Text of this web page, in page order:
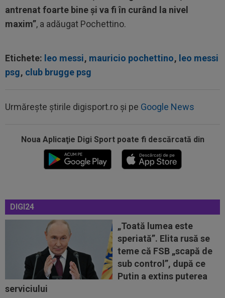
antrenat foarte bine și va fi în curând la nivel
maxim”, a adăugat Pochettino.
Etichete: leo messi, mauricio pochettino, leo messi
psg, club brugge psg
Urmărește știrile digisport.ro și pe Google News
Noua Aplicaţie Digi Sport poate fi descărcată din
DIGI24
„Toată lumea este
speriată”. Elita rusă se
teme că FSB „scapă de
sub control”, după ce
Putin a extins puterea
serviciului
EXCLUSIV
Radu Naum, reacția serii după ce
Marius Șumudică a început negocierile cu CFR...
00:02 EXCLUSIV
Rapid a dat lovitura! Victor
Angelescu a anunțat transferul: "Foarte bun"
OFICIAL
Surpriză! Kevin Ciubotaru a semnat:
”Nu am putut rata această oportunitate”
00:00
Rușii îl provoacă pe David Popovici înaintea
Europenelor: ”Va pierde aurul!”...